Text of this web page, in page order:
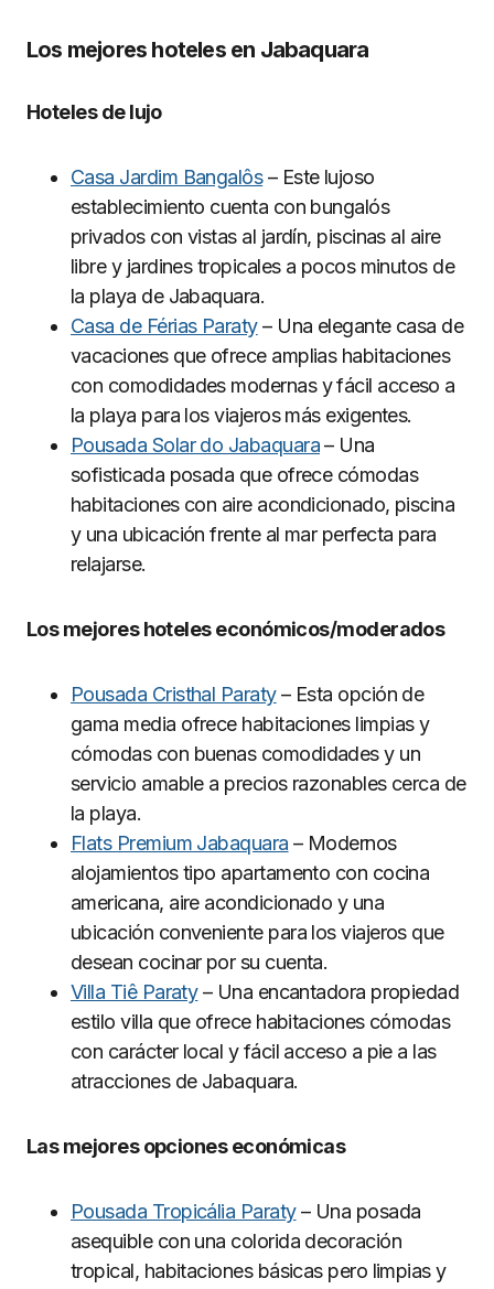
Los mejores hoteles en Jabaquara
Hoteles de lujo
Casa Jardim Bangalôs– Este lujoso
establecimiento cuenta con bungalós
privados con vistas al jardín, piscinas al aire
libre y jardines tropicales a pocos minutos de
la playa de Jabaquara.
Casa de Férias Paraty– Una elegante casa de
vacaciones que ofrece amplias habitaciones
con comodidades modernas y fácil acceso a
la playa para los viajeros más exigentes.
Pousada Solar do Jabaquara– Una
sofisticada posada que ofrece cómodas
habitaciones con aire acondicionado, piscina
y una ubicación frente al mar perfecta para
relajarse.
Los mejores hoteles económicos/moderados
Pousada Cristhal Paraty– Esta opción de
gama media ofrece habitaciones limpias y
cómodas con buenas comodidades y un
servicio amable a precios razonables cerca de
la playa.
Flats Premium Jabaquara – Modernos
alojamientos tipo apartamento con cocina
americana, aire acondicionado y una
ubicación conveniente para los viajeros que
desean cocinar por su cuenta.
Villa Tiê Paraty– Una encantadora propiedad
estilo villa que ofrece habitaciones cómodas
con carácter local y fácil acceso a pie a las
atracciones de Jabaquara.
Las mejores opciones económicas
Pousada Tropicália Paraty– Una posada
asequible con una colorida decoración
tropical, habitaciones básicas pero limpias y